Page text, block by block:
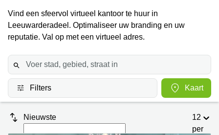
Business
Centers
Flexplekken
Coworking
Spaces
Vergaderruimten
Virtueel
Alkmaar
Amsterdam
Oost
Westpoort
Bergen
op
Kantoorruimte
in Breda
Kantoor
huren
op
Zoom
Kantoor
Tiel
Kantoor
Voeg je kantoorruimte toe
Huurprijs
Log in
Vind een sfeervol virtueel kantoor te huur in
Leeuwarderadeel. Optimaliseer uw branding en uw
reputatie. Val op met een virtueel adres.
Filters Kaart
Nieuwste
12
per